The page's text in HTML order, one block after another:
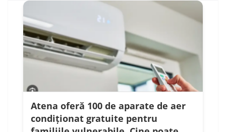
Atena oferă 100 de aparate de aer
condiționat gratuite pentru